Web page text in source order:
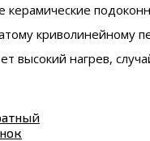
криволинейному
высокий нагрев,